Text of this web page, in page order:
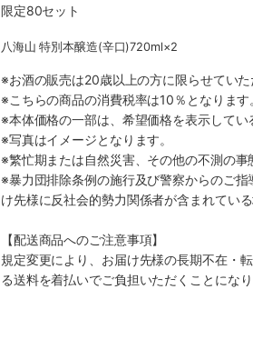
限定80セット
八海山 特別本醸造(辛口)720ml×2
※お酒の販売は20歳以上の方に限らせていた
※こちらの商品の消費税率は10％となります
※本体価格の一部は、希望価格を表示してい
※写真はイメージとなります。
※繁忙期または自然災害、その他の不測の
※暴力団排除条例の施行及び警察からのご
け先様に反社会的勢力関係者が含まれてい
【配送商品へのご注意事項】
規定変更により、お届け先様の長期不在・
る送料を着払いでご負担いただくことにな